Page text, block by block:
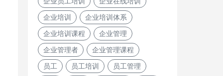
企业培训 企业培训体系
企业培训课程 企业管理
企业管理者 企业管理课程
员工 员工培训 员工管理